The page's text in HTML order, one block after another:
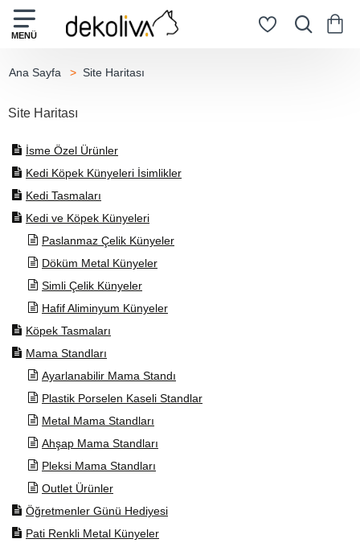
Site Haritası
Site Haritası
İsme Özel Ürünler
Kedi Köpek Künyeleri İsimlikler
Kedi Tasmaları
Kedi ve Köpek Künyeleri
Paslanmaz Çelik Künyeler
Döküm Metal Künyeler
Simli Çelik Künyeler
Hafif Aliminyum Künyeler
Köpek Tasmaları
Mama Standları
Ayarlanabilir Mama Standı
Plastik Porselen Kaseli Standlar
Metal Mama Standları
Ahşap Mama Standları
Pleksi Mama Standları
Outlet Ürünler
Öğretmenler Günü Hediyesi
Pati Renkli Metal Künyeler